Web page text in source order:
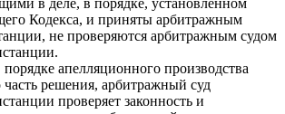
Кодекса, и приняты арбитражным
не проверяются арбитражным судом
апелляционного производства
часть решения, арбитражный суд
проверяет законность и